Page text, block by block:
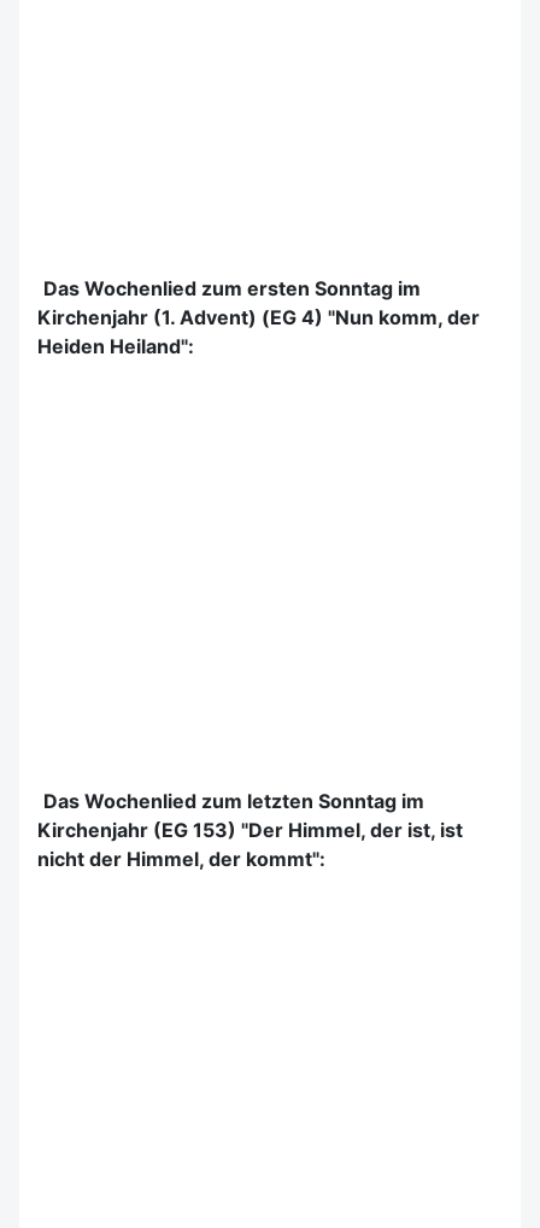
Das Wochenlied zum ersten Sonntag im
Kirchenjahr (1. Advent) (EG 4) "Nun komm, der
Heiden Heiland":
Das Wochenlied zum letzten Sonntag im
Kirchenjahr (EG 153) "Der Himmel, der ist, ist
nicht der Himmel, der kommt":